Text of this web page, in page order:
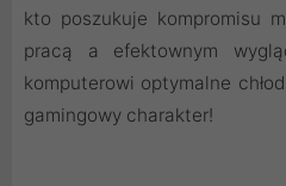
kto poszukuje kompromisu
pracą a efektownym
komputerowi optymalne
gamingowy charakter!